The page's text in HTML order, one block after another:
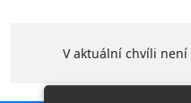
V aktuální chvíli není